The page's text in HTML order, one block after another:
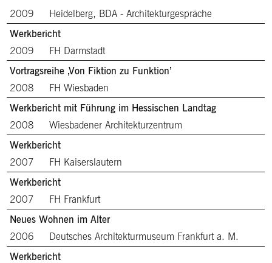
2009
Heidelberg, BDA - Architekturgespräche
Werkbericht
2009
FH Darmstadt
Vortragsreihe ‚Von Fiktion zu Funktion’
2008
FH Wiesbaden
Werkbericht mit Führung im Hessischen Landtag
2008
Wiesbadener Architekturzentrum
Werkbericht
2007
FH Kaiserslautern
Werkbericht
2007
FH Frankfurt
Neues Wohnen im Alter
2006
Deutsches Architekturmuseum Frankfurt a. M.
Werkbericht